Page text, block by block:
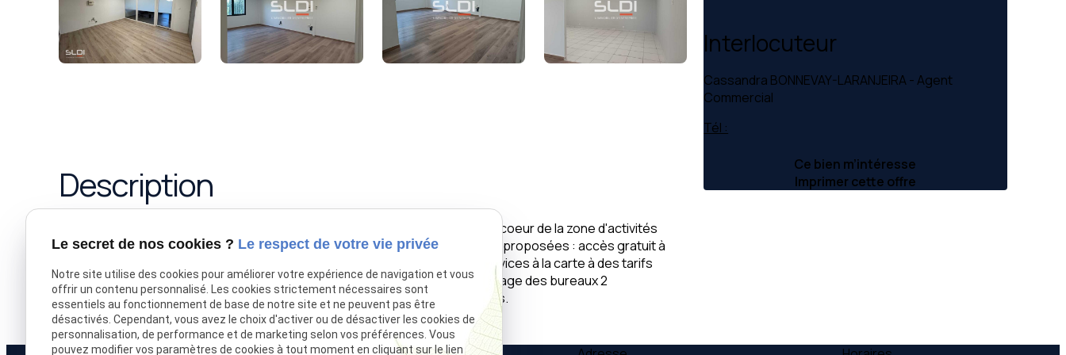
Description
Nous vous proposons des bureaux à la location dans un centre d'affaires au coeur de la zone d'activités
économiques de Meyzieu, à proximité des grands axes routiers. Prestations proposées : accès gratuit à
une salle de réunion, libre accès à l'espace accueil/espace restauration, services à la carte à des tarifs
préférentiels (téléphonie illimitée, PC fixe,...), distribution du courrier, nettoyage des bureaux 2
fois/semaine, équipement adapté pour l'accueil des personnes handicapées.
Interlocuteur
Cassandra BONNEVAY-LARANJEIRA - Agent
Commercial
Tél :
Ce bien m’intéresse
Imprimer cette offre
Le secret de nos cookies ? Le respect de votre vie privée
Notre site utilise des cookies pour améliorer votre expérience de navigation et vous
offrir un contenu personnalisé. Les cookies strictement nécessaires sont
essentiels au fonctionnement de base de notre site et ne peuvent pas être
désactivés. Cependant, vous avez le choix d'activer ou de désactiver les cookies de
personnalisation, de performance et de marketing selon vos préférences. Vous
pouvez modifier vos paramètres de cookies à tout moment en cliquant sur le lien